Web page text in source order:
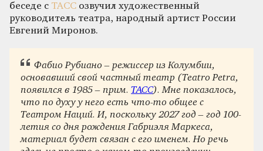
беседе с ТАСС озвучил художественный
руководитель театра, народный артист России
Евгений Миронов.
Фабио Рубиано – режиссер из Колумбии,
основавший свой частный театр (Teatro Petra,
появился в 1985 – прим. ТАСС). Мне показалось,
что по духу у него есть что-то общее с
Театром Наций. И, поскольку 2027 год – год 100-
летия со дня рождения Габриэля Маркеса,
материал будет связан с его именем. Но речь